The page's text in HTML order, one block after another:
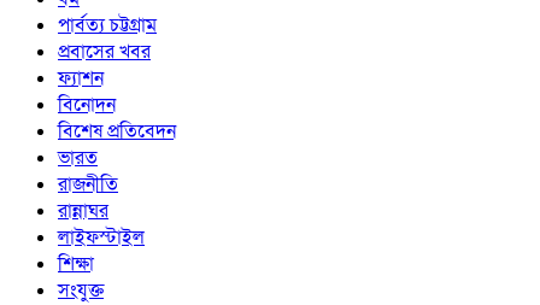
পার্বত্য চট্টগ্রাম
প্রবাসের খবর
ফ্যাশন
বিনোদন
বিশেষ প্রতিবেদন
ভারত
রাজনীতি
রান্নাঘর
লাইফস্টাইল
শিক্ষা
সংযুক্ত